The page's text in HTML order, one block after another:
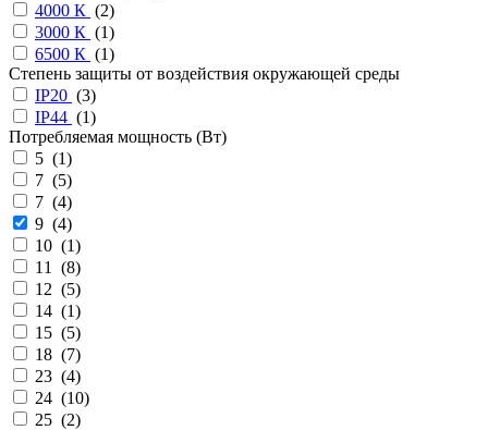
4000 К (2)
3000 К (1)
6500 К (1)
Степень защиты от воздействия окружающей среды
IP20 (3)
IP44 (1)
Потребляемая мощность (Вт)
5 (1)
7 (5)
7 (4)
9 (4)
10 (1)
11 (8)
12 (5)
14 (1)
15 (5)
18 (7)
23 (4)
24 (10)
25 (2)